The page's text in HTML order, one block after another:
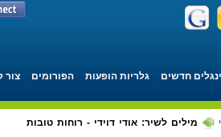
חדשים גלריות הופעות הפורומים צור
מילים לשיר: אודי דוידי - רוחות טובות